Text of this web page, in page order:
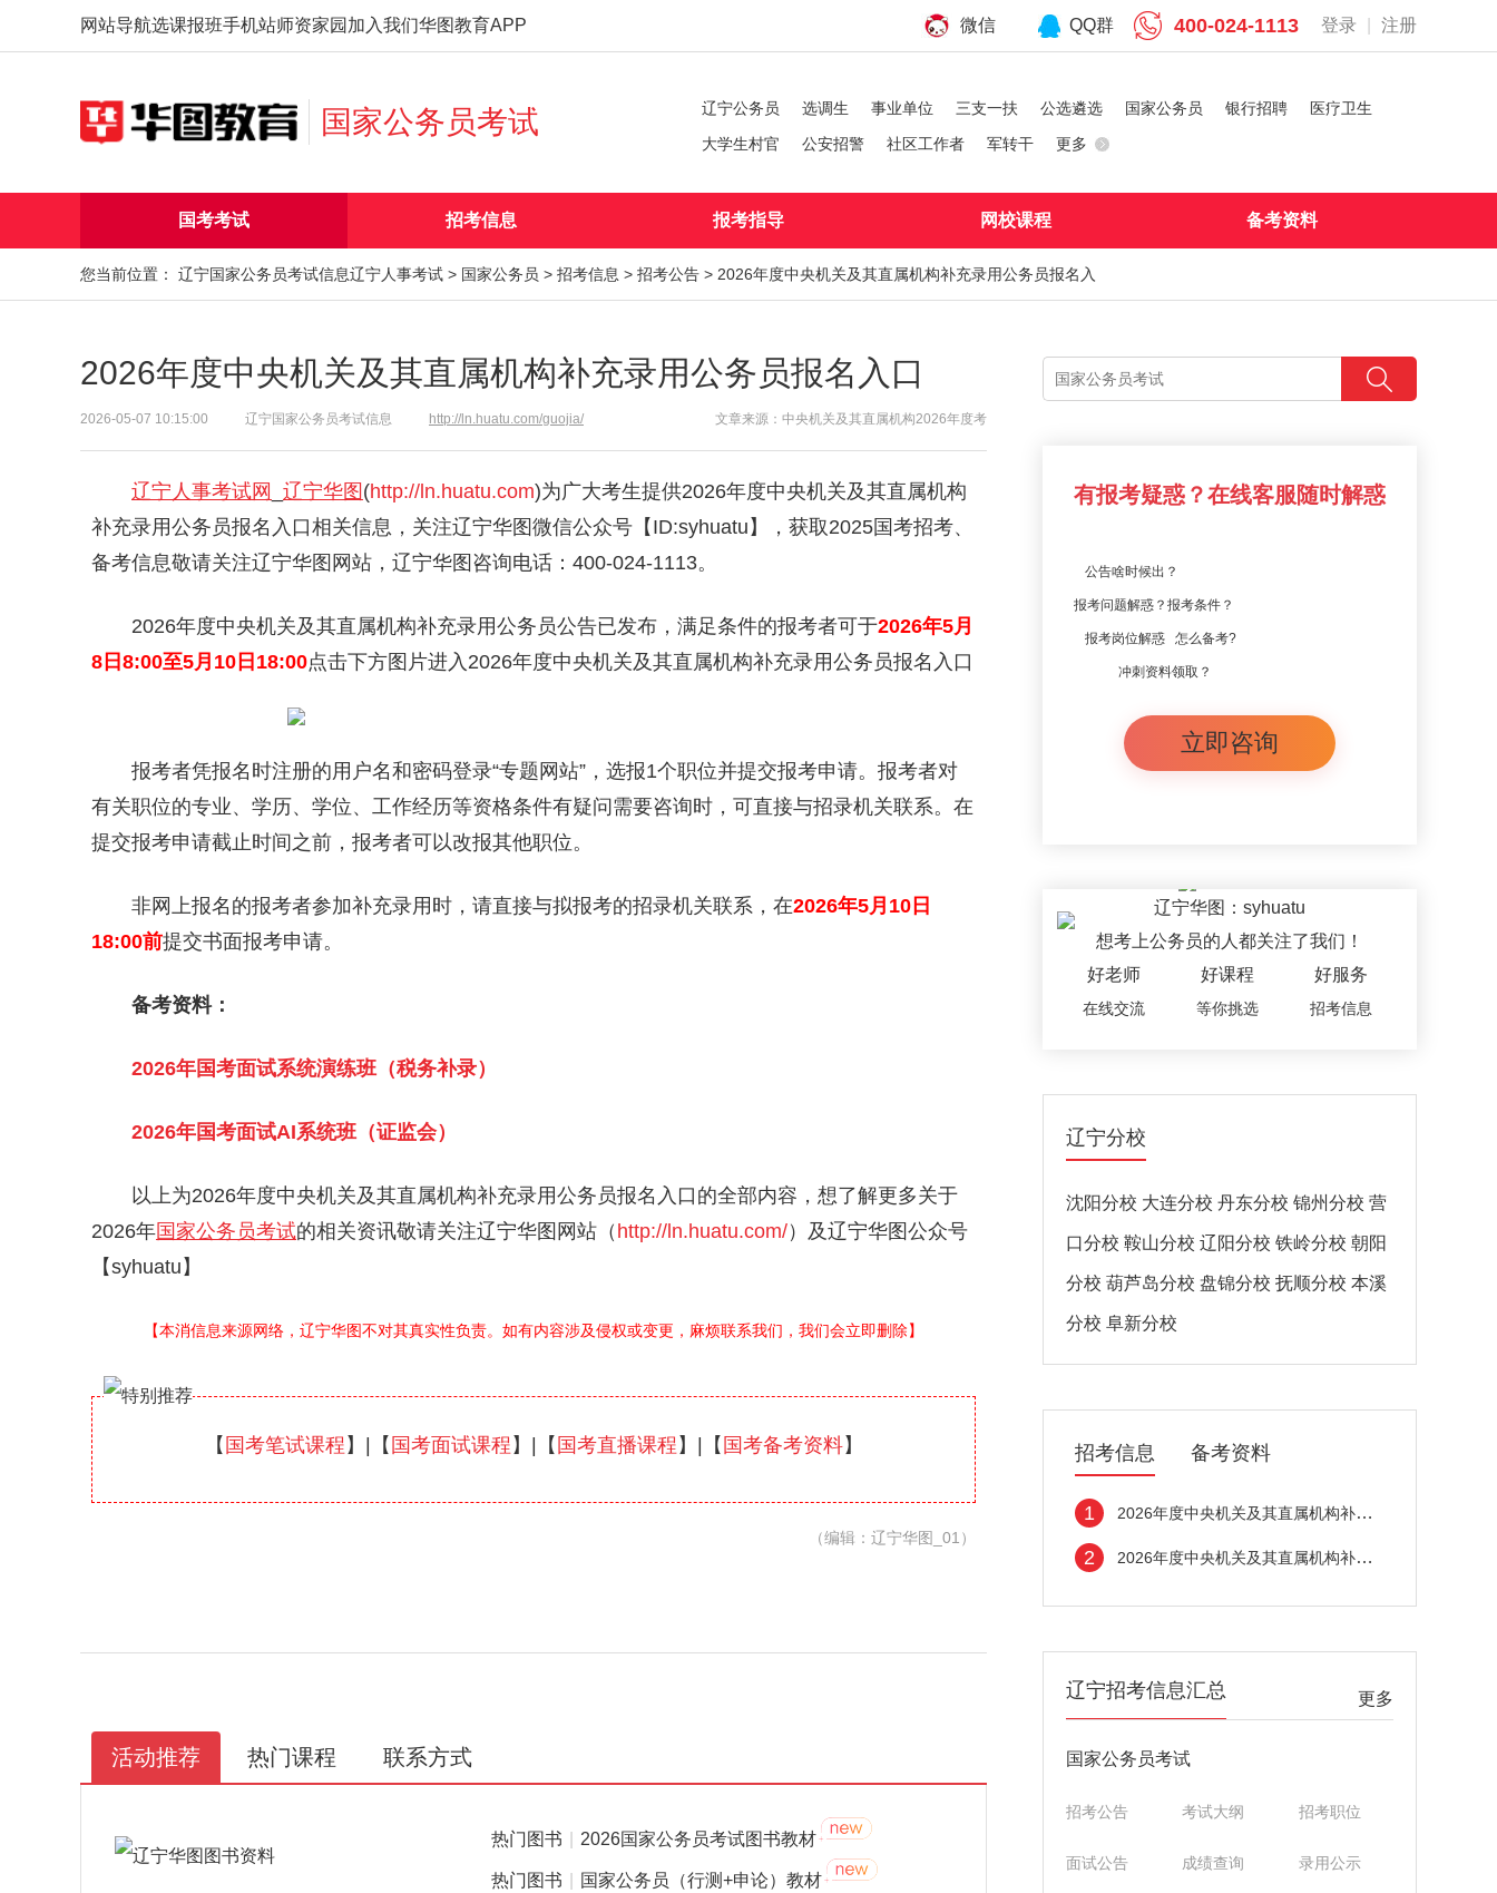
网站导航选课报班手机站师资家园 加入我们华图教育APP 登录 注册
400-024-1113
微信 QQ群
国家公务员考试 辽宁公务员 选调生 事业单位 三支一扶 公选遴选 国家公务员 银行招聘
医疗卫生
大学生村官
公安招警 社区工作者 军转干 更多
国考考试 招考信息 报考指导 网校课程 备考资料
您当前位置： 辽宁国家公务员考试信息辽宁人事考试 > 国家公务员 > 招考信息 > 招考公告 > 2026年度中央机关及其直属机构补充录用公务员报名入
2026年度中央机关及其直属机构补充录用公务员报名入口
2026-05-07 10:15:00 辽宁国家公务员考试信息 http://ln.huatu.com/guojia/ 文章来源：中央机关及其直属机构2026年度考
辽宁人事考试网 辽宁华图 (http://ln.huatu.com)为广大考生提供2026年度中央机关及其直属机构
补充录用公务员报名入口相关信息，关注辽宁华图微信公众号【ID:syhuatu】，获取2025国考招考、
备考信息敬请关注辽宁华图网站，辽宁华图咨询电话：400-024-1113。
2026年度中央机关及其直属机构补充录用公务员公告已发布，满足条件的报考者可于2026年5月
8日8:00至5月10日18:00点击下方图片进入2026年度中央机关及其直属机构补充录用公务员报名入口
报考者凭报名时注册的用户名和密码登录“专题网站”，选报1个职位并提交报考申请。报考者对
有关职位的专业、学历、学位、工作经历等资格条件有疑问需要咨询时，可直接与招录机关联系。在
提交报考申请截止时间之前，报考者可以改报其他职位。
非网上报名的报考者参加补充录用时，请直接与拟报考的招录机关联系，在2026年5月10日
18:00前提交书面报考申请。
备考资料：
2026年国考面试系统演练班（税务补录）
2026年国考面试AI系统班（证监会）
以上为2026年度中央机关及其直属机构补充录用公务员报名入口的全部内容，想了解更多关于
2026年国家公务员考试的相关资讯敬请关注辽宁华图网站（ http://ln.huatu.com/）及辽宁华图公众号
【syhuatu】
【本消信息来源网络，辽宁华图不对其真实性负责。如有内容涉及侵权或变更，麻烦联系我们，我们会立即删除】
【 国考笔试课程 】|【 国考面试课程 】|【 国考直播课程 】|【 国考备考资料】
（编辑：辽宁华图_01）
活动推荐 热门课程 联系方式
热门图书 2026国家公务员考试图书教材
热门图书 国家公务员（行测+申论）教材
有报考疑惑？在线客服随时解惑
公告啥时候出？
报考问题解惑？报考条件？
报考岗位解惑 怎么备考?
冲刺资料领取？
立即咨询
辽宁华图：syhuatu
想考上公务员的人都关注了我们！
好老师
在线交流
好课程
等你挑选
好服务
招考信息
辽宁分校
沈阳分校 大连分校 丹东分校 锦州分校 营
口分校 鞍山分校 辽阳分校 铁岭分校 朝阳
分校 葫芦岛分校 盘锦分校 抚顺分校 本溪
分校 阜新分校
招考信息 备考资料
1 2026年度中央机关及其直属机构补充录用公务
2 2026年度中央机关及其直属机构补充录用公务
辽宁招考信息汇总 更多
国家公务员考试
招考公告 考试大纲 招考职位
面试公告 成绩查询 录用公示